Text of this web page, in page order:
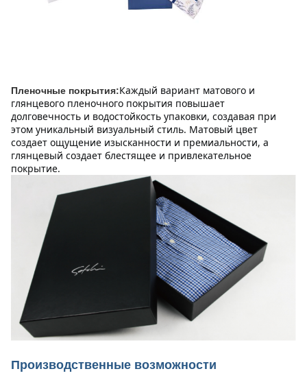
Пленочные покрытия:Каждый вариант матового и
глянцевого пленочного покрытия повышает
долговечность и водостойкость упаковки, создавая при
этом уникальный визуальный стиль. Матовый цвет
создает ощущение изысканности и премиальности, а
глянцевый создает блестящее и привлекательное
покрытие.
Производственные возможности